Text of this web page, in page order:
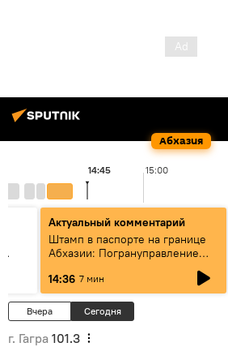
Абхазия
15:00
14:45
Актуальный комментарий
Штамп в паспорте на границе
Абхазии: Погрануправление
СГБ разъяснило правила для
туристов
14:36 7 мин
Вчера Сегодня
г. Гагра 101.3